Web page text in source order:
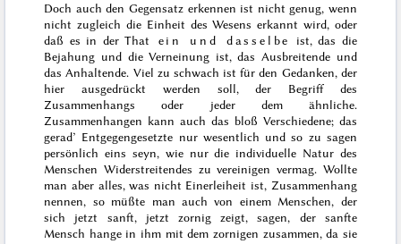
Doch auch den Gegensatz erkennen ist nicht genug, wenn
nicht zugleich die Einheit des Wesens erkannt wird, oder
daß es in der That
ein und dasselbe
ist, das die
Bejahung und die Verneinung ist, das Ausbreitende und
das Anhaltende. Viel zu schwach ist für den Gedanken, der
hier ausgedrückt werden soll, der Begriff des
Zusammenhangs oder jeder dem ähnliche.
Zusammenhangen kann auch das bloß Verschiedene; das
gerad’ Entgegengesetzte nur wesentlich und so zu sagen
persönlich eins seyn, wie nur die individuelle Natur des
Menschen Widerstreitendes zu vereinigen vermag. Wollte
man aber alles, was nicht Einerleiheit ist, Zusammenhang
nennen, so müßte man auch von einem Menschen, der
sich jetzt sanft, jetzt zornig zeigt, sagen, der sanfte
Mensch hange in ihm mit dem zornigen zusammen, da sie